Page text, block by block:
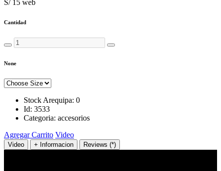
S/ 15 web
Cantidad
None
Stock Arequipa: 0
Id: 3533
Categoria: accesorios
Agregar Carrito Video
Video + Informacion Reviews (*)